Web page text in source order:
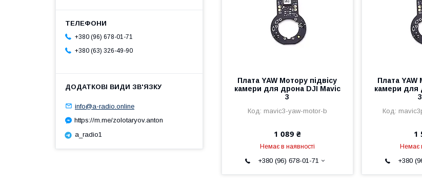
Плата YAW Мотору підвісу
камери для дрона DJI Mavic
3
mavic3-yaw-motor-b
1 089 ₴
Немає в наявності
+380 (96) 678-01-71
Плата YAW
камери для
1
Немає
+380
+380 (96) 678-01-71
+380 (63) 326-49-90
info@a-radio.online
https://m.me/zolotaryov.anton
a_radio1